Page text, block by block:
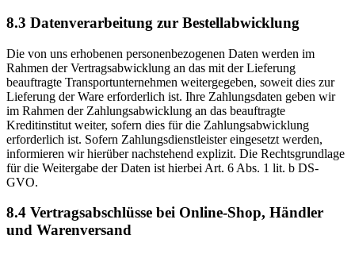
8.3 Datenverarbeitung zur Bestellabwicklung
Die von uns erhobenen personenbezogenen Daten werden im
Rahmen der Vertragsabwicklung an das mit der Lieferung
beauftragte Transportunternehmen weitergegeben, soweit dies zur
Lieferung der Ware erforderlich ist. Ihre Zahlungsdaten geben wir
im Rahmen der Zahlungsabwicklung an das beauftragte
Kreditinstitut weiter, sofern dies für die Zahlungsabwicklung
erforderlich ist. Sofern Zahlungsdienstleister eingesetzt werden,
informieren wir hierüber nachstehend explizit. Die Rechtsgrundlage
für die Weitergabe der Daten ist hierbei Art. 6 Abs. 1 lit. b DS-
GVO.
8.4 Vertragsabschlüsse bei Online-Shop, Händler
und Warenversand